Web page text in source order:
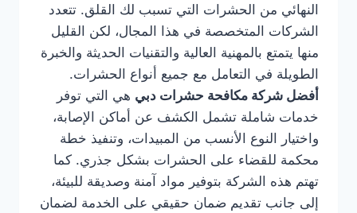
النهائي من الحشرات التي تسبب لك القلق. تتعدد
الشركات المتخصصة في هذا المجال، لكن القليل
منها يتمتع بالمهنية العالية والتقنيات الحديثة والخبرة
الطويلة في التعامل مع جميع أنواع الحشرات.
أفضل شركة مكافحة حشرات دبي هي التي توفر
خدمات شاملة تشمل الكشف عن أماكن الإصابة،
واختيار النوع الأنسب من المبيدات، وتنفيذ خطة
محكمة للقضاء على الحشرات بشكل جذري. كما
تهتم هذه الشركة بتوفير مواد آمنة وصديقة للبيئة،
إلى جانب تقديم ضمان حقيقي على الخدمة لضمان